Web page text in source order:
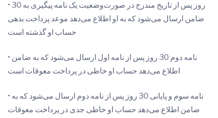
• 30 روز پس از تاریخ مندرج در صورت‌‌وضعیت یک نامه پیگیری به
ضامن ارسال می‌شود که به او اطلاع می‌دهد موعد پرداخت بدهی
حساب او گذشته است
• نامه دوم 30 روز پس از نامه اول ارسال می‌شود که به ضامن
اطلاع می‌دهد حساب او خاطی در پرداخت معوقات است
• نامه سوم و پایانی 30 روز پس از نامه دوم ارسال می‌شود که به
ضامن اطلاع می‌دهد حساب او خاطی جدی در پرداخت معوقات